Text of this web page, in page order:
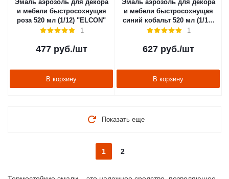
Эмаль аэрозоль для декора
и мебели быстросохнущая
роза 520 мл (1/12) "ELCON"
1
477руб./шт
В корзину
Эмаль аэрозоль для декора
и мебели быстросохнущая
синий кобальт 520 мл (1/12)
"ELCON"
1
627руб./шт
В корзину
Показать еще
1 2